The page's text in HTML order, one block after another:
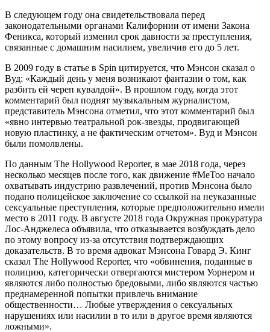
В следующем году она свидетельствовала перед
законодательными органами Калифорнии от имени Закона
Феникса, который изменил срок давности за преступления,
связанные с домашним насилием, увеличив его до 5 лет.
В 2009 году в статье в Spin цитируется, что Мэнсон сказал о
Вуд: «Каждый день у меня возникают фантазии о том, как
разбить ей череп кувалдой». В прошлом году, когда этот
комментарий был поднят музыкальным журналистом,
представитель Мэнсона отметил, что этот комментарий был
«явно интервью театральной рок-звезды, продвигающей
новую пластинку, а не фактическим отчетом». Вуд и Мэнсон
были помолвлены.
По данным The Hollywood Reporter, в мае 2018 года, через
несколько месяцев после того, как движение #MeToo начало
охватывать индустрию развлечений, против Мэнсона было
подано полицейское заключение со ссылкой на неуказанные
сексуальные преступления, которые предположительно имели
место в 2011 году. В августе 2018 года Окружная прокуратура
Лос-Анджелеса объявила, что отказывается возбуждать дело
по этому вопросу из-за отсутствия подтверждающих
доказательств. В то время адвокат Мэнсона Говард Э. Кинг
сказал The Hollywood Reporter, что «обвинения, поданные в
полицию, категорически отвергаются мистером Уорнером и
являются либо полностью бредовыми, либо являются частью
преднамеренной попытки привлечь внимание
общественности… Любые утверждения о сексуальных
нарушениях или насилии в то или в другое время являются
ложными».